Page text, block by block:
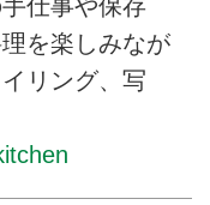
仕事や保存
を楽しみなが
リング、写